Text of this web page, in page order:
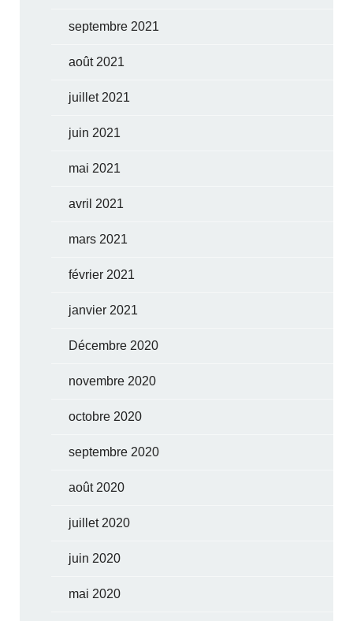
septembre 2021
août 2021
juillet 2021
juin 2021
mai 2021
avril 2021
mars 2021
février 2021
janvier 2021
Décembre 2020
novembre 2020
octobre 2020
septembre 2020
août 2020
juillet 2020
juin 2020
mai 2020